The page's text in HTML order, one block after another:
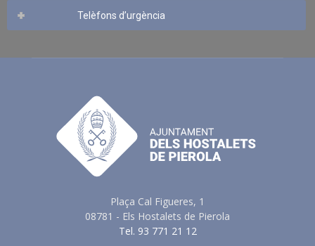
Telèfons d’urgència
Plaça Cal Figueres, 1
08781 - Els Hostalets de Pierola
Tel. 93 771 21 12